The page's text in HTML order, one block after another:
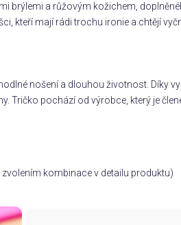
brýlemi a růžovým kožichem,
kteří mají rádi trochu ironie a chtějí
nošení a dlouhou životnost. Díky
Tričko pochází od výrobce, který je
kombinace v detailu produktu)